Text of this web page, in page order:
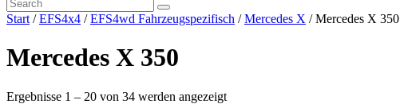
Start /EFS4x4 /EFS4wd Fahrzeugspezifisch /Mercedes X / Mercedes X 350
Mercedes X 350
Ergebnisse 1 – 20 von 34 werden angezeigtNach